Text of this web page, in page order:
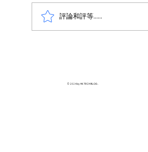
評論和評等......
© 2024 by HK TECH BLOG .